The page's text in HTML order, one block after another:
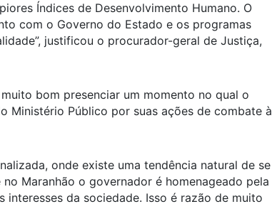
Índices de Desenvolvimento Humano. O
com o Governo do Estado e os programas
justificou o procurador-geral de Justiça,
bom presenciar um momento no qual o
Ministério Público por suas ações de combate à
onde existe uma tendência natural de se
Maranhão o governador é homenageado pela
da sociedade. Isso é razão de muito